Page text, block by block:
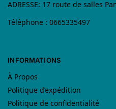
ADRESSE: 17 route de salles
Téléphone : 0665335497
INFORMATIONS
À Propos
Politique d’expédition
Politique de confidentialité